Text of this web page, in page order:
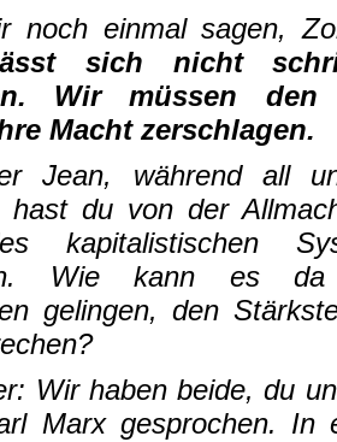
noch einmal sagen,
sich nicht
Wir müssen
Macht zerschlagen.
Jean, während all
hast du von der
kapitalistischen
Wie kann es
gelingen, den
Wir haben beide, du
Marx gesprochen. In